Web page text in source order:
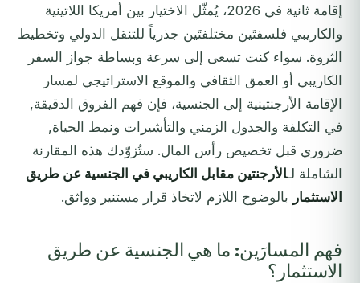
إقامة ثانية في 2026، يُمثّل الاختيار بين أمريكا اللاتينية
والكاريبي فلسفتَين مختلفتَين جذرياً للتنقل الدولي وتخطيط
الثروة. سواء كنت تسعى إلى سرعة وبساطة جواز السفر
الكاريبي أو العمق الثقافي والموقع الاستراتيجي لمسار
الإقامة الأرجنتينية إلى الجنسية، فإن فهم الفروق الدقيقة,
في التكلفة والجدول الزمني والتأشيرات ونمط الحياة,
ضروري قبل تخصيص رأس المال. ستُزوّدك هذه المقارنة
الشاملة لـالأرجنتين مقابل الكاريبي في الجنسية عن طريق
الاستثمار بالوضوح اللازم لاتخاذ قرار مستنير وواثق.
فهم المسارَين: ما هي الجنسية عن طريق
الاستثمار؟